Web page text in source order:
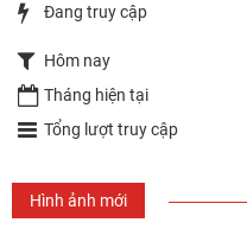
Đang truy cập
Hôm nay
Tháng hiện tại
Tổng lượt truy cập
Hình ảnh mới